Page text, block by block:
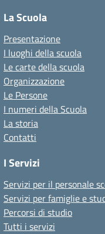
La Scuola
Presentazione
I luoghi della scuola
Le carte della scuola
Organizzazione
Le Persone
I numeri della Scuola
La storia
Contatti
I Servizi
Servizi per il personale
Servizi per famiglie e
Percorsi di studio
Tutti i servizi